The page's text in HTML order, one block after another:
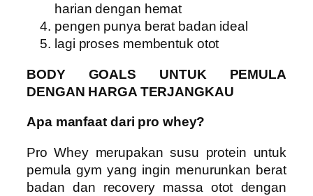
harian dengan hemat
pengen punya berat badan ideal
lagi proses membentuk otot
BODY GOALS UNTUK PEMULA
DENGAN HARGA TERJANGKAU
Apa manfaat dari pro whey?
Pro Wheymerupakan susu protein untuk
pemula gym yang ingin menurunkan berat
badan dan recovery massa otot dengan